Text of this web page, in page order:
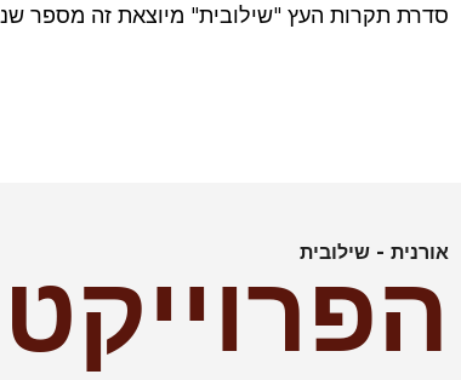
סדרת תקרות העץ "שילובית" מיוצאת זה מספר
אורנית - שילובית